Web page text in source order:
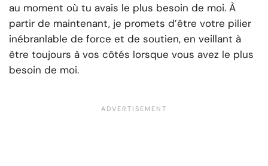
au moment où tu avais le plus besoin de moi. À
partir de maintenant, je promets d’être votre pilier
inébranlable de force et de soutien, en veillant à
être toujours à vos côtés lorsque vous avez le plus
besoin de moi.